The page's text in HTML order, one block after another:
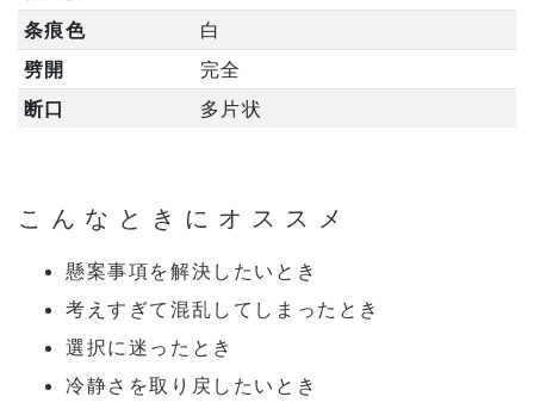
条痕色
白
劈開
完全
断口
多片状
こんなときにオススメ
懸案事項を解決したいとき
考えすぎて混乱してしまったとき
選択に迷ったとき
冷静さを取り戻したいとき